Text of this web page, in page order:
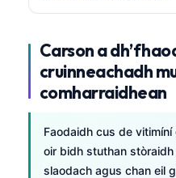
Carson a
cruinneachadh
comharraidhean
Faodaidh cus de
oir bidh stuthan
slaodach agus chan eil